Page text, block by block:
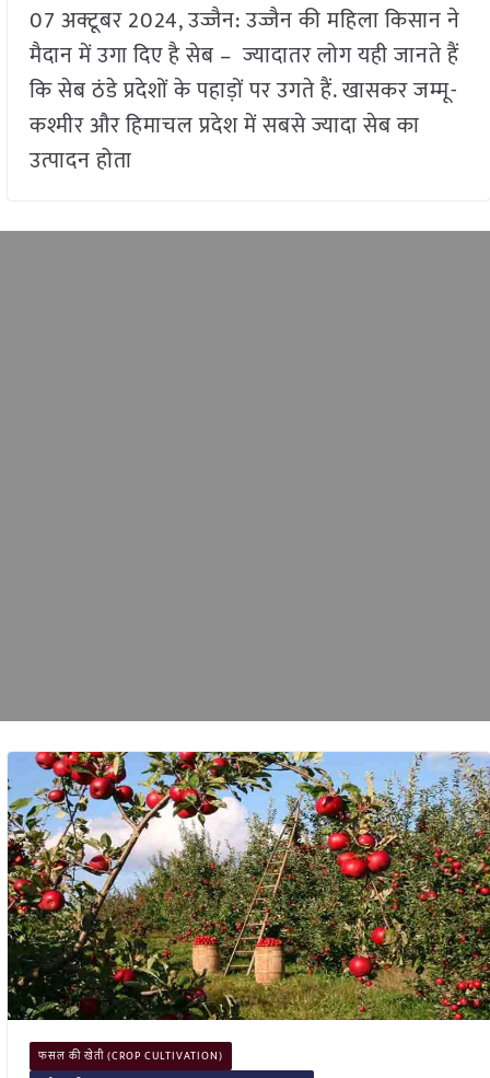
07 अक्टूबर 2024, उज्जैन: उज्जैन की महिला किसान ने
मैदान में उगा दिए है सेब – ज्यादातर लोग यही जानते हैं
कि सेब ठंडे प्रदेशों के पहाड़ों पर उगते हैं. खासकर जम्मू-
कश्मीर और हिमाचल प्रदेश में सबसे ज्यादा सेब का
उत्पादन होता
फसल की खेती (CROP CULTIVATION)